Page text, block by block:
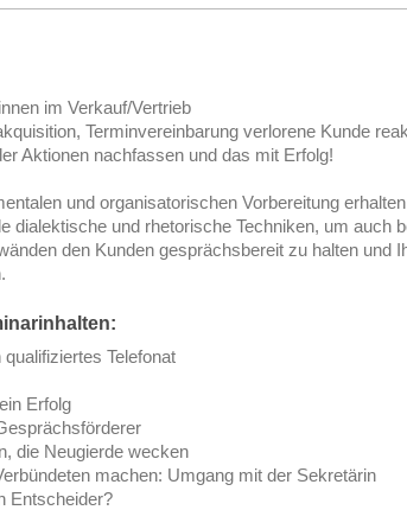
im Verkauf/Vertrieb
Terminvereinbarung verlorene Kunde
Aktionen nachfassen und das mit Erfolg!
und organisatorischen Vorbereitung
dialektische und rhetorische Techniken, um auch
den Kunden gesprächsbereit zu halten und
Telefonat
Erfolg
die Neugierde wecken
machen: Umgang mit der Sekretärin
Entscheider?